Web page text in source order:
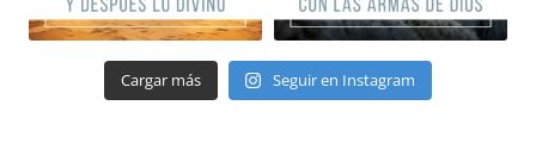
Cargar más Seguir en Instagram